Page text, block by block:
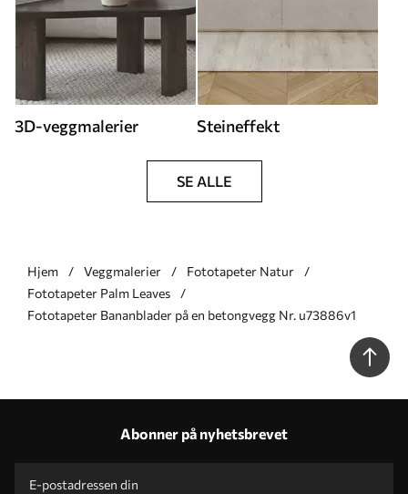
3D-veggmalerier Steineffekt
SE ALLE
Hjem Veggmalerier
Fototapeter Natur
Fototapeter Palm Leaves
Fototapeter Bananblader på en betongvegg Nr. u73886v1
Abonner på nyhetsbrevet